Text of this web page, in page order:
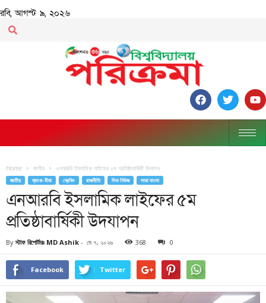
রবি, আগস্ট ৯, ২০২৬
Home জাতীয় এনআরবি ইসলামিক লাইফের ৫ম প্রতিষ্ঠাবার্ষিকী উদযাপন
জাতীয় ব্যাংক-বীমা ব্রেকিং রাজনীতি লিড নিউজ সারা বাংলা
এনআরবি ইসলামিক লাইফের ৫ম
প্রতিষ্ঠাবার্ষিকী উদযাপন
By স্টাফ রিপোর্টারঃ MD Ashik - মে ৭, ২০২৬ 368 0
Facebook Twitter